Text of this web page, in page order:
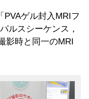
PVAゲル封入MRIフ
ルスシーケンス，
影時と同一のMRI